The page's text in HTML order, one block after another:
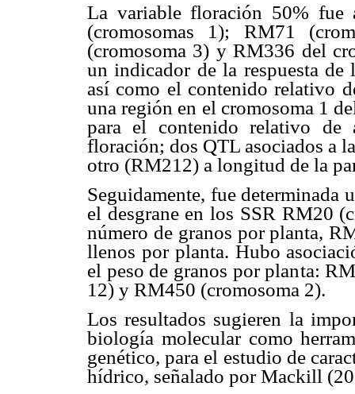
La variable floración 50% fue
(cromosomas 1); RM71
(cromosoma 3) y RM336 del
un indicador de la respuesta
así como el contenido relativo
una región en el cromosoma 1
para el contenido relativo
floración; dos QTL asociados a
otro (RM212) a longitud de la
Seguidamente, fue determinada
el desgrane en los SSR RM20
número de granos por planta,
llenos por planta. Hubo
el peso de granos por planta:
12) y RM450 (cromosoma 2).
Los resultados sugieren la
biología molecular como
genético, para el estudio de
hídrico, señalado por Mackill